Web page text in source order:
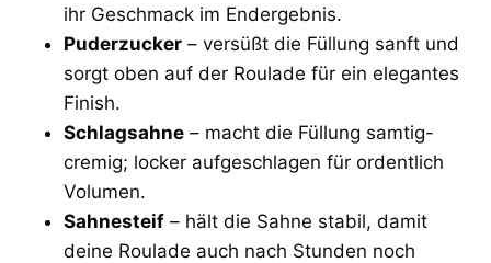
ihr Geschmack im Endergebnis.
Puderzucker – versüßt die Füllung sanft und
sorgt oben auf der Roulade für ein elegantes
Finish.
Schlagsahne – macht die Füllung samtig-
cremig; locker aufgeschlagen für ordentlich
Volumen.
Sahnesteif – hält die Sahne stabil, damit
deine Roulade auch nach Stunden noch